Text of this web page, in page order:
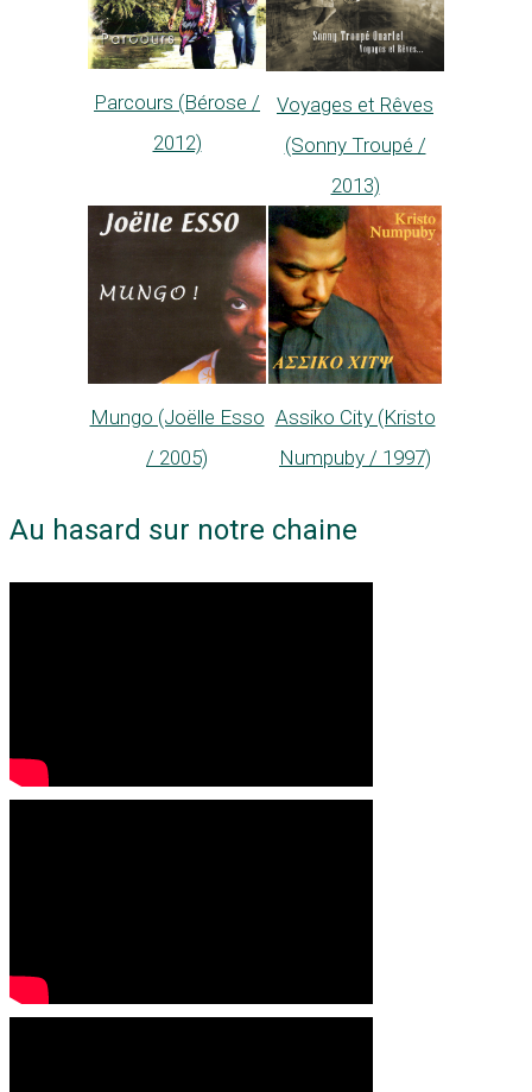
Parcours (Bérose /
2012)
Voyages et Rêves
(Sonny Troupé /
2013)
Mungo (Joëlle Esso
/ 2005)
Assiko City (Kristo
Numpuby / 1997)
Au hasard sur notre chaine